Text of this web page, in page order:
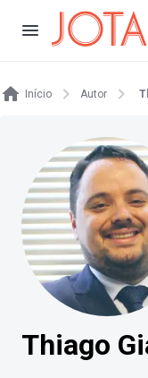
Início Autor
Thiago